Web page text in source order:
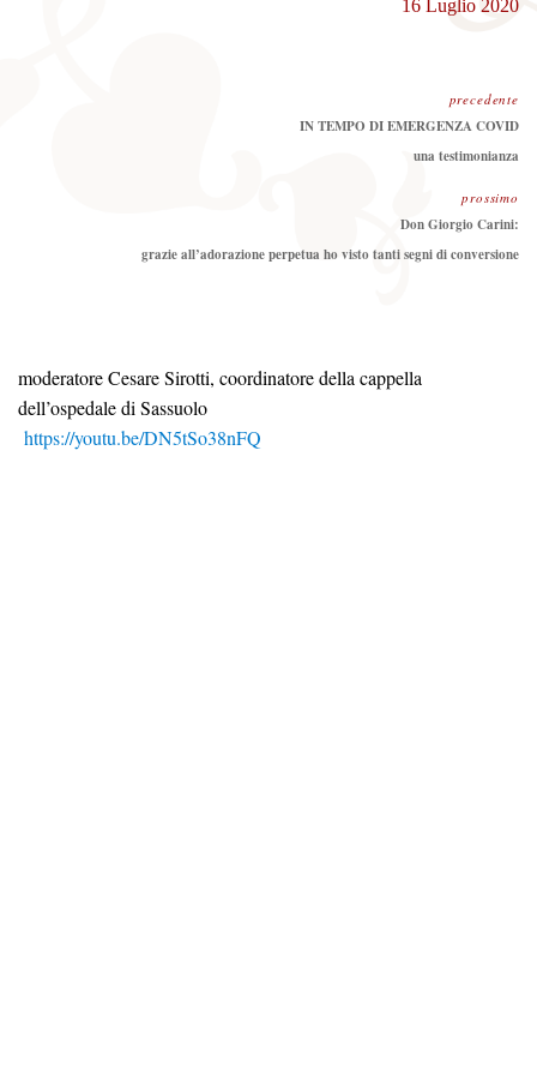
16 Luglio 2020
precedente
IN TEMPO DI EMERGENZA COVID
una testimonianza
prossimo
Don Giorgio Carini:
grazie all’adorazione perpetua ho visto tanti segni di conversione
moderatore Cesare Sirotti, coordinatore della cappella
dell’ospedale di Sassuolo
https://youtu.be/DN5tSo38nFQ